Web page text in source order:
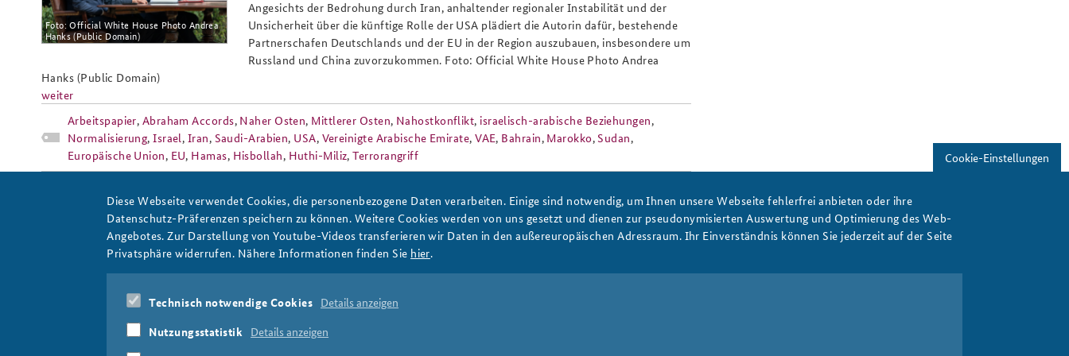
Praktika an der BAKS Anfahrt
Arbeitskreis "Junge
Das Sicherheitspolitische
Foto: Official White House Photo Andrea
Hanks (Public Domain)
Angesichts der Bedrohung durch Iran, anhaltender regionaler Instabilität und der
Unsicherheit über die künftige Rolle der USA plädiert die Autorin dafür, bestehende
Partnerschafen Deutschlands und der EU in der Region auszubauen, insbesondere um
Russland und China zuvorzukommen. Foto: Official White House Photo Andrea
Hanks (Public Domain)
weiter
Arbeitspapier, Abraham Accords, Naher Osten, Mittlerer Osten, Nahostkonflikt, israelisch-arabische Beziehungen,
Normalisierung,Israel, Iran, Saudi-Arabien, USA, Vereinigte Arabische Emirate,VAE, Bahrain, Marokko, Sudan,
Europäische Union, EU, Hamas, Hisbollah, Huthi-Miliz,Terrorangriff
PRESSE
Cookie-Einstellungen
Diese Webseite verwendet Cookies, die personenbezogene Daten verarbeiten. Einige sind notwendig, um Ihnen unsere Webseite fehlerfrei anbieten oder ihre
Datenschutz-Präferenzen speichern zu können. Weitere Cookies werden von uns gesetzt und dienen zur pseudonymisierten Auswertung und Optimierung des Web-
Angebotes. Zur Darstellung von Youtube-Videos transferieren wir Daten in den außereuropäischen Adressraum. Ihr Einverständnis können Sie jederzeit auf der Seite
Privatsphäre widerrufen. Nähere Informationen finden Sie hier.
Technisch notwendige Cookies Details anzeigen
Nutzungsstatistik Details anzeigen